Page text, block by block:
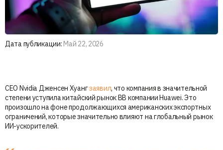
Дата публикации: Май 22, 2026
CEO Nvidia Дженсен Хуангзаявил, что компания в значительной
степени уступила китайский рынок BB компании Huawei. Это
произошло на фоне продолжающихся американских экспортных
ограничений, которые значительно влияют на глобальный рынок
ИИ-ускорителей.